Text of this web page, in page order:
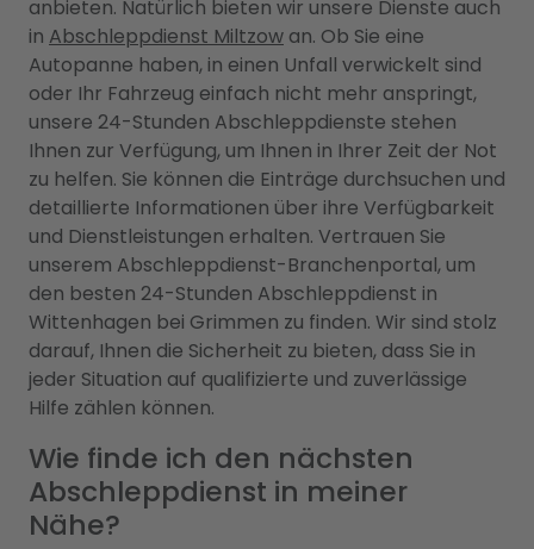
anbieten. Natürlich bieten wir unsere Dienste auch
in Abschleppdienst Miltzow an. Ob Sie eine
Autopanne haben, in einen Unfall verwickelt sind
oder Ihr Fahrzeug einfach nicht mehr anspringt,
unsere 24-Stunden Abschleppdienste stehen
Ihnen zur Verfügung, um Ihnen in Ihrer Zeit der Not
zu helfen. Sie können die Einträge durchsuchen und
detaillierte Informationen über ihre Verfügbarkeit
und Dienstleistungen erhalten. Vertrauen Sie
unserem Abschleppdienst-Branchenportal, um
den besten 24-Stunden Abschleppdienst in
Wittenhagen bei Grimmen zu finden. Wir sind stolz
darauf, Ihnen die Sicherheit zu bieten, dass Sie in
jeder Situation auf qualifizierte und zuverlässige
Hilfe zählen können.
Wie finde ich den nächsten
Abschleppdienst in meiner
Nähe?